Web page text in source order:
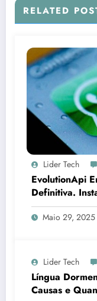
RELATED
Lider Tech
EvolutionApi
Definitiva.
Maio 29, 2025
Lider Tech
Língua
Causas e